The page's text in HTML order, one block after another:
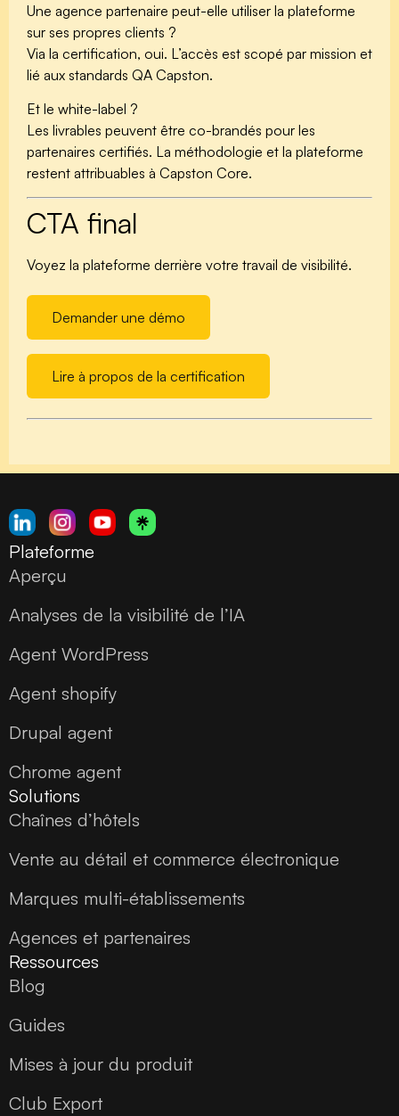
Une agence partenaire peut-elle utiliser la plateforme
sur ses propres clients ?
Via la certification, oui. L’accès est scopé par mission et
lié aux standards QA Capston.
Et le white-label ?
Les livrables peuvent être co-brandés pour les
partenaires certifiés. La méthodologie et la plateforme
restent attribuables à Capston Core.
CTA final
Voyez la plateforme derrière votre travail de visibilité.
Demander une démo
Lire à propos de la certification
Plateforme
Aperçu
Analyses de la visibilité de l’IA
Agent WordPress
Agent shopify
Drupal agent
Chrome agent
Solutions
Chaînes d’hôtels
Vente au détail et commerce électronique
Marques multi-établissements
Agences et partenaires
Ressources
Blog
Guides
Mises à jour du produit
Club Export